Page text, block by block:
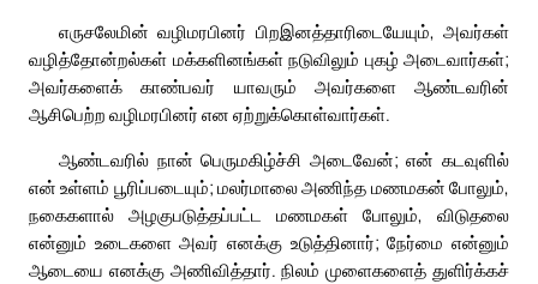
எருசலேமின் வழிமரபினர் பிறஇனத்தாரிடையேயும், அவர்கள்
வழித்தோன்றல்கள் மக்களினங்கள் நடுவிலும் புகழ் அடைவார்கள்;
அவர்களைக் காண்பவர் யாவரும் அவர்களை ஆண்டவரின்
ஆசிபெற்ற வழிமரபினர் என ஏற்றுக்கொள்வார்கள்.
ஆண்டவரில் நான் பெருமகிழ்ச்சி அடைவேன்; என் கடவுளில்
என் உள்ளம் பூரிப்படையும்; மலர்மாலை அணிந்த மணமகன் போலும்,
நகைகளால் அழகுபடுத்தப்பட்ட மணமகள் போலும், விடுதலை
என்னும் உடைகளை அவர் எனக்கு உடுத்தினார்; நேர்மை என்னும்
ஆடையை எனக்கு அணிவித்தார். நிலம் முளைகளைத் துளிர்க்கச்